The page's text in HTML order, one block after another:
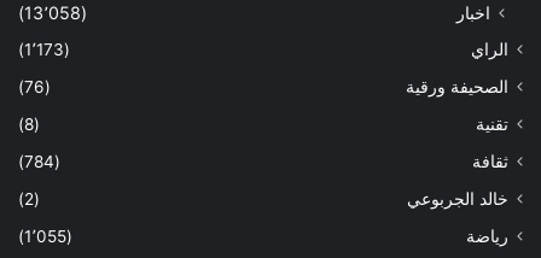
اخبار (13٬058)
الراي
(1٬173)
الصحيفة ورقية
(76)
تقنية
(8)
ثقافة
(784)
خالد الجربوعي
(2)
رياضة
(1٬055)